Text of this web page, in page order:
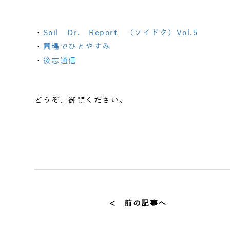
・ Soil Dr. Report （ソイドク）Vol.5
・
圃場でひとやすみ
・ 後志通信
どうぞ、御覧ください。
< 前の記事へ